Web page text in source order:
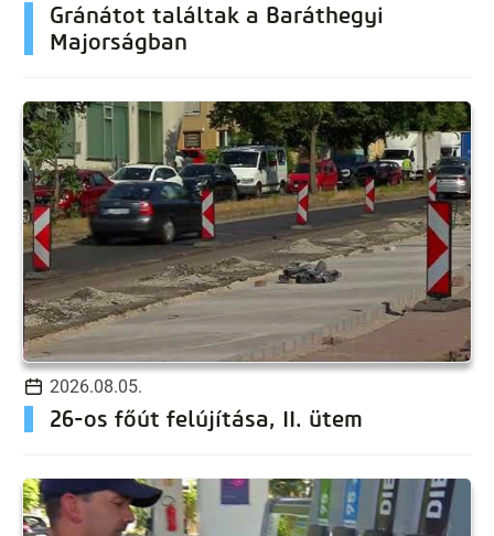
Gránátot találtak a Baráthegyi
Majorságban
2026.08.05.
26-os főút felújítása, II. ütem